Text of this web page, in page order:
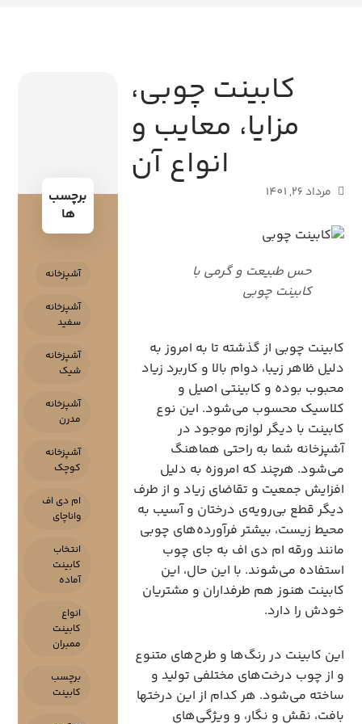
کابینت چوبی،
مزایا، معایب و
انواع آن
مرداد 26, 1401
حس طبیعت و گرمی با
کابینت چوبی
کابینت چوبی از گذشته تا به امروز به
دلیل ظاهر زیبا، دوام بالا و کاربرد زیاد
محبوب بوده‌ و کابینتی اصیل و
کلاسیک محسوب می‌شود. این نوع
کابینت با دیگر لوازم موجود در
آشپزخانه شما به راحتی هماهنگ
می‌شود. هرچند که امروزه به دلیل
افزایش جمعیت و تقاضای زیاد و از طرف
دیگر قطع بی‌رویه‌ی درختان و آسیب به
محیط زیست، بیشتر فرآورده‌های چوبی
مانند ورقه ام دی اف به جای چوب
استفاده می‌شوند. با این حال، این
کابینت هنوز هم طرفداران و مشتریان
خودش را دارد.
این کابینت در رنگ‌ها و طرح‌های متنوع
و از چوب درخت‌های مختلفی تولید و
ساخته می‌شود. هر کدام از این درختها
بافت، نقش و نگار، و ویژگی‌های
برچسب
ها
آشپزخانه
آشپزخانه
سفید
آشپزخانه
شیک
آشپزخانه
مدرن
آشپزخانه
کوچک
ام دی اف
واناچای
انتخاب
کابینت
آماده
انواع
کابینت
ممبران
برچسب
کابینت